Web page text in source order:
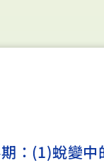
：(1)蛻變中